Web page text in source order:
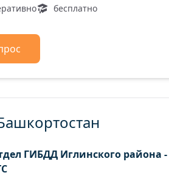
бесплатно
ГИБДД Иглинского района